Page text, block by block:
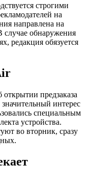
строгими
на
направлена на
случае обнаружения
редакция обязуется
предзаказа
интерес
специальным
устройства.
во вторник, сразу